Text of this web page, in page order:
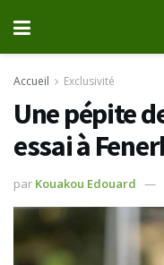
Accueil Exclusivité
Une pépite
essai à
par Kouakou Edouard